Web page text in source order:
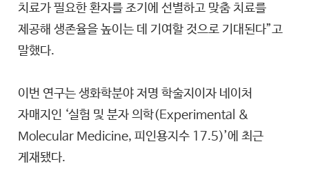
치료가 필요한 환자를 조기에 선별하고 맞춤 치료를
제공해 생존율을 높이는 데 기여할 것으로 기대된다”고
말했다.
이번 연구는 생화학분야 저명 학술지이자 네이처
자매지인 ‘실험 및 분자 의학(Experimental &
Molecular Medicine, 피인용지수 17.5)’에 최근
게재됐다.